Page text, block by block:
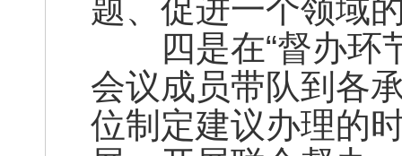
题、促进一个领域
四是在“督办环节
会议成员带队到各
位制定建议办理的